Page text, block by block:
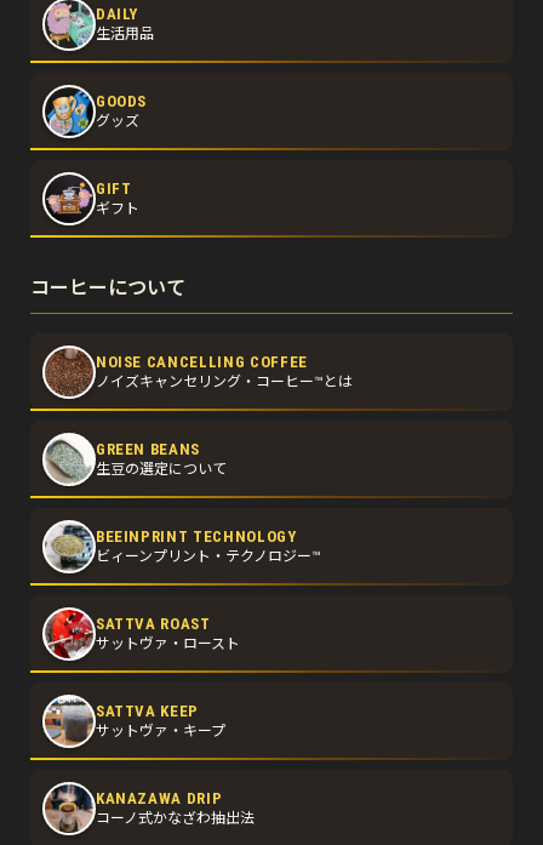
DAILY
生活用品
GOODS
グッズ
GIFT
ギフト
コーヒーについて
NOISE CANCELLING COFFEE
ノイズキャンセリング・コーヒー™とは
GREEN BEANS
生豆の選定について
BEEINPRINT TECHNOLOGY
ビィーンプリント・テクノロジー™
SATTVA ROAST
サットヴァ・ロースト
SATTVA KEEP
サットヴァ・キープ
KANAZAWA DRIP
コーノ式かなざわ抽出法